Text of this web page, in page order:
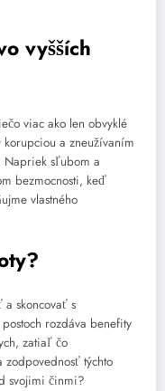
vyšších
viac ako len obvyklé
korupciou a zneužívaním
Napriek sľubom a
bezmocnosti, keď
vlastného
skoncovať s
rozdáva benefity
zatiaľ čo
týchto
svojimi činmi?